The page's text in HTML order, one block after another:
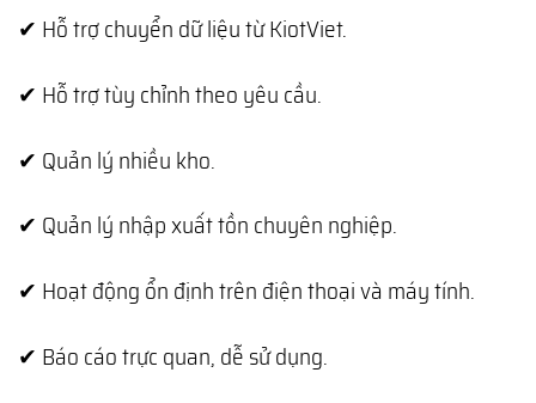
✔ Hỗ trợ chuyển dữ liệu từ KiotViet.
✔ Hỗ trợ tùy chỉnh theo yêu cầu.
✔ Quản lý nhiều kho.
✔ Quản lý nhập xuất tồn chuyên nghiệp.
✔ Hoạt động ổn định trên điện thoại và máy tính.
✔ Báo cáo trực quan, dễ sử dụng.